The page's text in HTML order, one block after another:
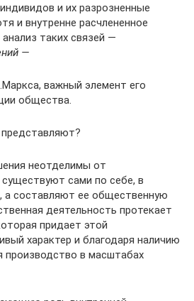
и их разрозненные
и внутренне расчлененное
таких связей —
—
важный элемент его
общества.
неотделимы от
сами по себе, в
а составляют ее общественную
деятельность протекает
придает этой
характер и благодаря наличию
производство в масштабах